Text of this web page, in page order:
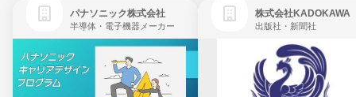
パナソニック株式会社
半導体・電子機器メーカー
株式会社KADOKAWA
出版社・新聞社